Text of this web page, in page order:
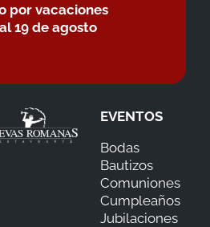
por vacaciones
19 de agosto
EVENTOS
Bodas
Bautizos
Comuniones
Cumpleaños
Jubilaciones